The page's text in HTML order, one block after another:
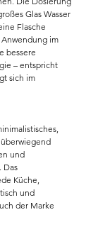
Glas Wasser
Flasche
Anwendung im
bessere
– entspricht
sich im
und
Das
Küche,
und
der Marke